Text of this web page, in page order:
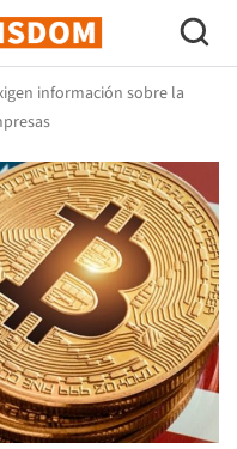
información sobre la